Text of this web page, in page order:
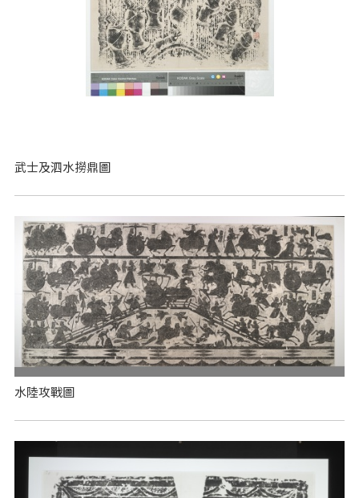
武士及泗水撈鼎圖
水陸攻戰圖